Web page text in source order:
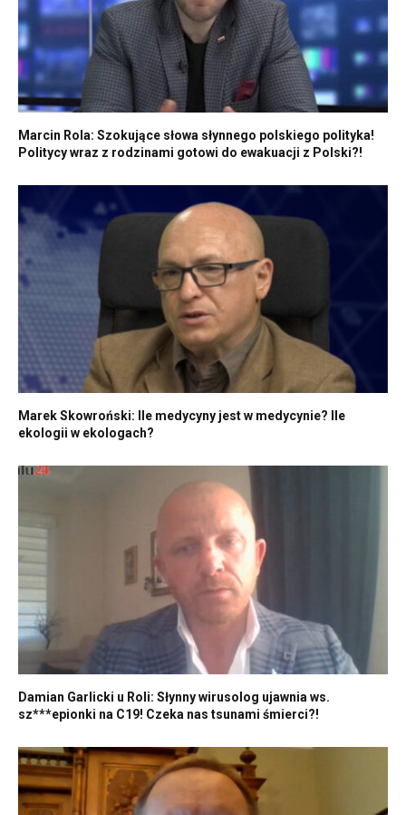
Marcin Rola: Szokujące słowa słynnego polskiego polityka!
Politycy wraz z rodzinami gotowi do ewakuacji z Polski?!
Marek Skowroński: Ile medycyny jest w medycynie? Ile
ekologii w ekologach?
Damian Garlicki u Roli: Słynny wirusolog ujawnia ws.
sz***epionki na C19! Czeka nas tsunami śmierci?!